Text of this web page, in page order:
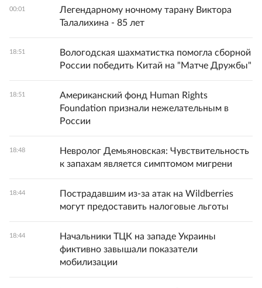
00:01
Легендарному ночному тарану Виктора
Талалихина - 85 лет
18:51
Вологодская шахматистка помогла сборной
России победить Китай на "Матче Дружбы"
18:51
Американский фонд Human Rights
Foundation признали нежелательным в
России
18:48
Невролог Демьяновская: Чувствительность
к запахам является симптомом мигрени
18:44
Пострадавшим из-за атак на Wildberries
могут предоставить налоговые льготы
18:44
Начальники ТЦК на западе Украины
фиктивно завышали показатели
мобилизации